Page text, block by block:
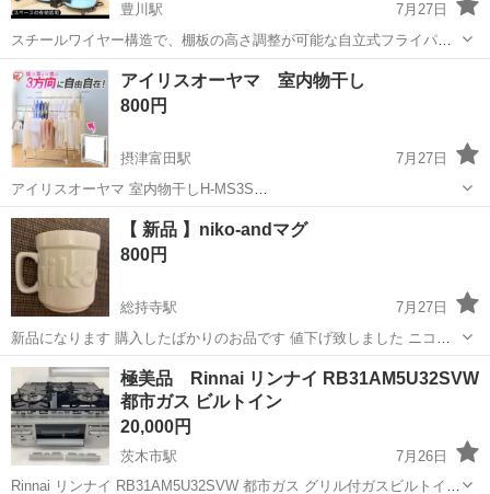
豊川駅
7月27日
スチールワイヤー構造で、棚板の高さ調整が可能な自立式フライパン
スタンドです。 - 素材: スチール - カラー: ブラック - 構造: 高さ調整可
能 - 状態: 使用期間少なく綺麗です。 組み立て方を変えれば引き出し
収...
大阪 茨木市 豊川駅 調理器具
アイリスオーヤマ 室内物干し
800円
摂津富田駅
7月27日
アイリスオーヤマ 室内物干しH-MS3S
https://item.rakuten.co.jp/rackworld/527352/?
scid=wi_ich_androidapp_item_share #Rakutenic...
大阪 茨木市 摂津富田駅 洗濯用品
【 新品 】niko-andマグ
800円
総持寺駅
7月27日
新品になります 購入したばかりのお品です 値下げ致しました ニコア
ンド niko_and マグカップ 9×9センチ おしゃれで可愛いマグカップで
す
大阪 茨木市 総持寺駅 食器
極美品 Rinnai リンナイ RB31AM5U32SVW
都市ガス ビルトイン
20,000円
茨木市駅
7月26日
Rinnai リンナイ RB31AM5U32SVW 都市ガス グリル付ガスビルトイン